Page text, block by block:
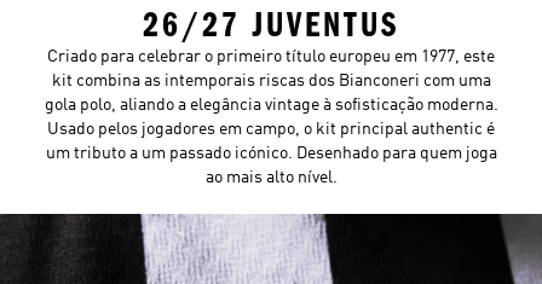
26/27 JUVENTUS
Criado para celebrar o primeiro título europeu em 1977, este
kit combina as intemporais riscas dos Bianconeri com uma
gola polo, aliando a elegância vintage à sofisticação moderna.
Usado pelos jogadores em campo, o kit principal authentic é
um tributo a um passado icónico. Desenhado para quem joga
ao mais alto nível.